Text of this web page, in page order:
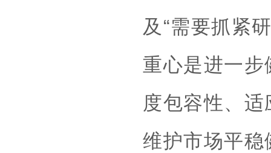
及“需要抓紧
重心是进一
度包容性、
维护市场平